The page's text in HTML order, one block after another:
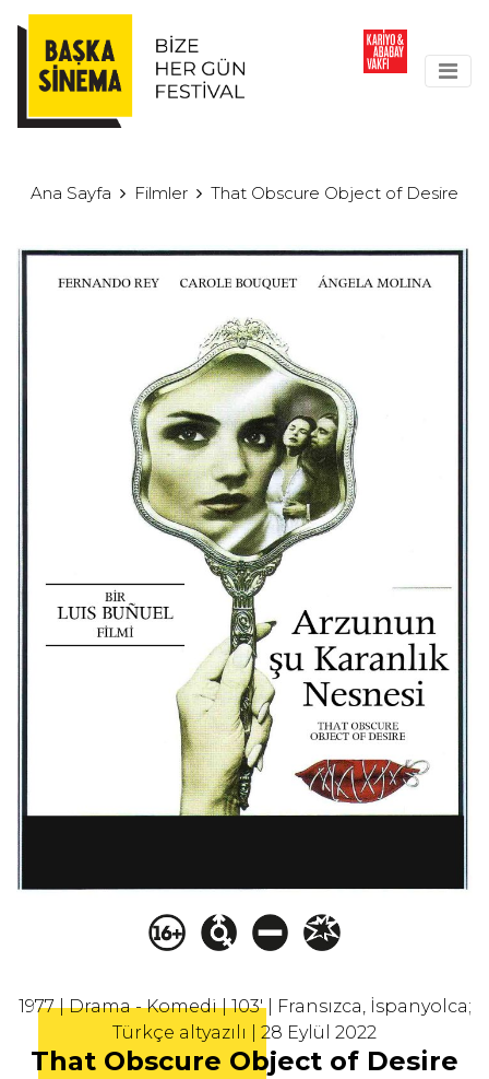
Ana Sayfa Filmler That Obscure Object of Desire
1977 | Drama - Komedi | 103' | Fransızca, İspanyolca;
Türkçe altyazılı | 28 Eylül 2022
That Obscure Object of Desire